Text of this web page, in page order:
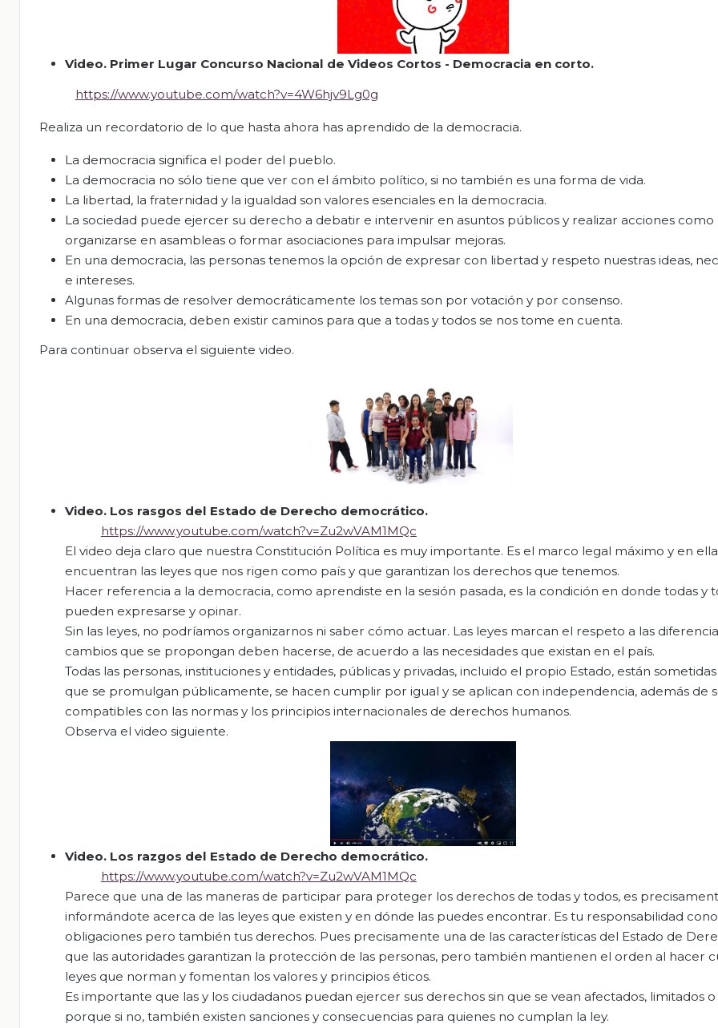
Video. Primer Lugar Concurso Nacional de Videos Cortos - Democracia en corto.
https://www.youtube.com/watch?v=4W6hjv9Lg0g
Realiza un recordatorio de lo que hasta ahora has aprendido de la democracia.
La democracia significa el poder del pueblo.
La democracia no sólo tiene que ver con el ámbito político, si no también es una forma de vida.
La libertad, la fraternidad y la igualdad son valores esenciales en la democracia.
La sociedad puede ejercer su derecho a debatir e intervenir en asuntos públicos y realizar acciones como
organizarse en asambleas o formar asociaciones para impulsar mejoras.
En una democracia, las personas tenemos la opción de expresar con libertad y respeto nuestras ideas,
e intereses.
Algunas formas de resolver democráticamente los temas son por votación y por consenso.
En una democracia, deben existir caminos para que a todas y todos se nos tome en cuenta.
Para continuar observa el siguiente video.
Video. Los rasgos del Estado de Derecho democrático.
https://www.youtube.com/watch?v=Zu2wVAM1MQc
El video deja claro que nuestra Constitución Política es muy importante. Es el marco legal máximo y en
encuentran las leyes que nos rigen como país y que garantizan los derechos que tenemos.
Hacer referencia a la democracia, como aprendiste en la sesión pasada, es la condición en donde todas y
pueden expresarse y opinar.
Sin las leyes, no podríamos organizarnos ni saber cómo actuar. Las leyes marcan el respeto a las
cambios que se propongan deben hacerse, de acuerdo a las necesidades que existan en el país.
Todas las personas, instituciones y entidades, públicas y privadas, incluido el propio Estado, están sometidas
que se promulgan públicamente, se hacen cumplir por igual y se aplican con independencia, además de
compatibles con las normas y los principios internacionales de derechos humanos.
Observa el video siguiente.
Video. Los razgos del Estado de Derecho democrático.
https://www.youtube.com/watch?v=Zu2wVAM1MQc
Parece que una de las maneras de participar para proteger los derechos de todas y todos, es
informándote acerca de las leyes que existen y en dónde las puedes encontrar. Es tu responsabilidad
obligaciones pero también tus derechos. Pues precisamente una de las características del Estado de
que las autoridades garantizan la protección de las personas, pero también mantienen el orden al hacer
leyes que norman y fomentan los valores y principios éticos.
Es importante que las y los ciudadanos puedan ejercer sus derechos sin que se vean afectados, limitados o
porque si no, también existen sanciones y consecuencias para quienes no cumplan la ley.